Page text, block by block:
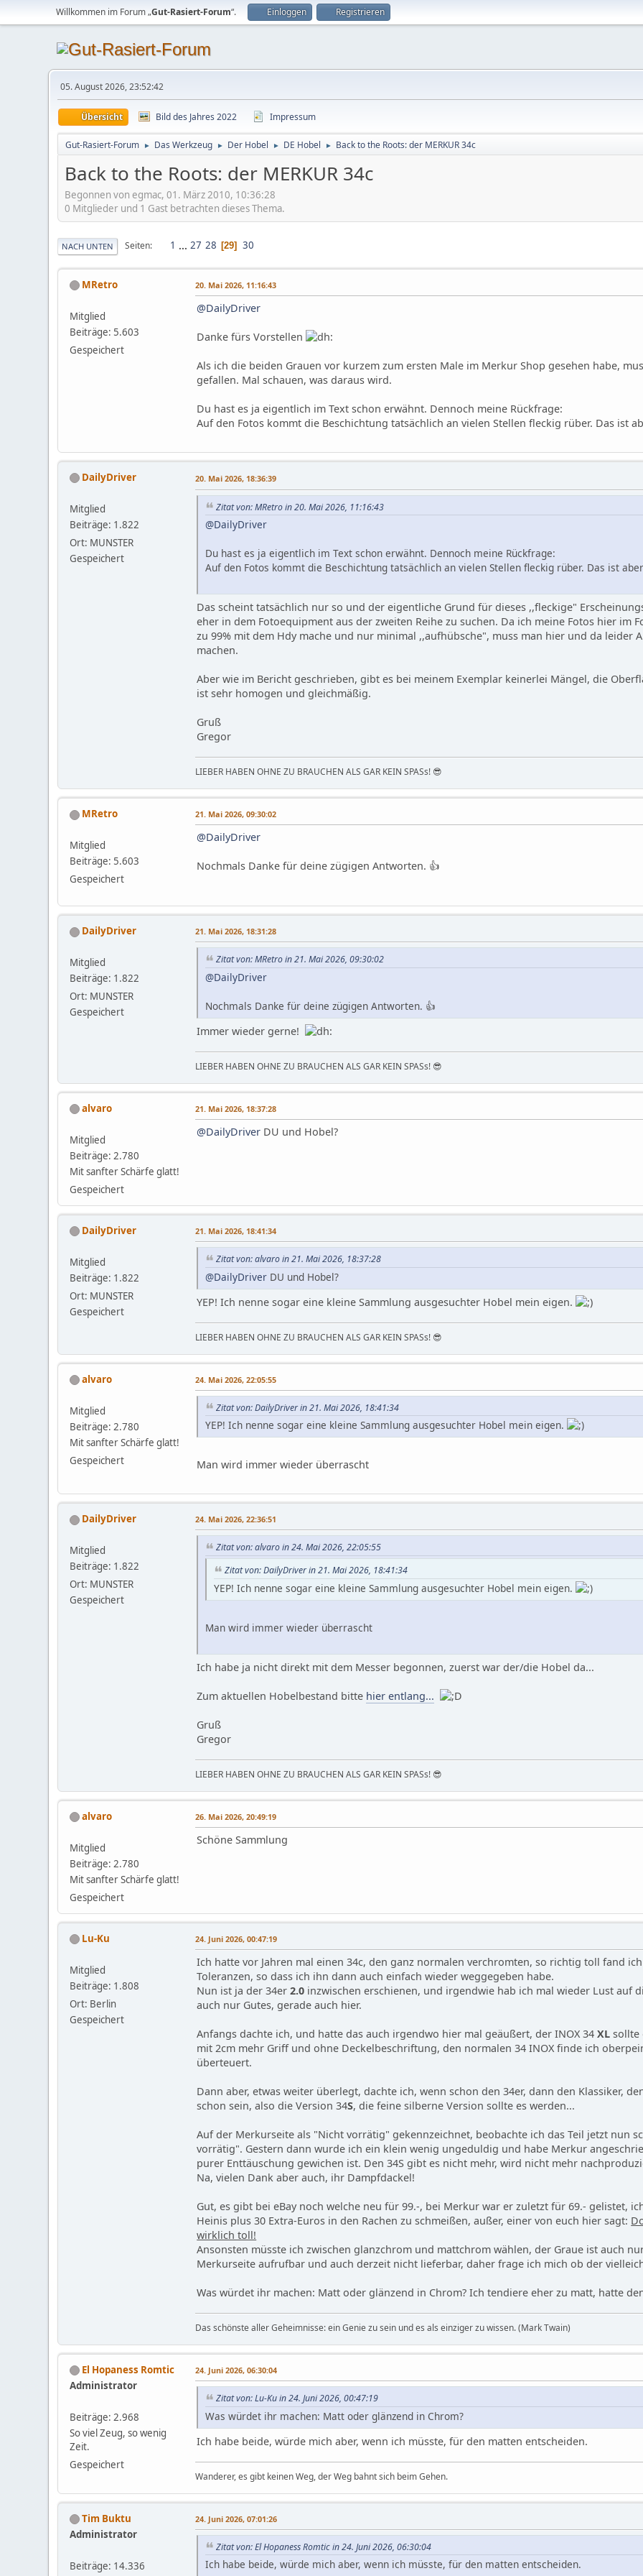
Willkommen im Forum „Gut-Rasiert-Forum“. Einloggen Registrieren
05. August 2026, 23:52:42
Übersicht Bild des Jahres 2022 Impressum
Gut-Rasiert-Forum ► Das Werkzeug ► Der Hobel ► DE Hobel ► Back to the Roots: der MERKUR 34c
Back to the Roots: der MERKUR 34c
Begonnen von egmac, 01. März 2010, 10:36:28
0 Mitglieder und 1 Gast betrachten dieses Thema.
NACH UNTEN Seiten 1 ... 27 28 29 30
MRetro
Mitglied
Beiträge: 5.603
Gespeichert
20. Mai 2026, 11:16:43
@DailyDriver
Danke fürs Vorstellen
Als ich die beiden Grauen vor kurzem zum ersten Male im Merkur Shop gesehen habe,
gefallen. Mal schauen, was daraus wird.
Du hast es ja eigentlich im Text schon erwähnt. Dennoch meine Rückfrage:
Auf den Fotos kommt die Beschichtung tatsächlich an vielen Stellen fleckig rüber. Das ist
DailyDriver
Mitglied
Beiträge: 1.822
Ort: MUNSTER
Gespeichert
20. Mai 2026, 18:36:39
Zitat von: MRetro in 20. Mai 2026, 11:16:43
@DailyDriver
Du hast es ja eigentlich im Text schon erwähnt. Dennoch meine Rückfrage:
Auf den Fotos kommt die Beschichtung tatsächlich an vielen Stellen fleckig rüber. Das ist
Das scheint tatsächlich nur so und der eigentliche Grund für dieses ,,fleckige"
eher in dem Fotoequipment aus der zweiten Reihe zu suchen. Da ich meine Fotos hier im
zu 99% mit dem Hdy mache und nur minimal ,,aufhübsche", muss man hier und da leider
machen.
Aber wie im Bericht geschrieben, gibt es bei meinem Exemplar keinerlei Mängel, die
ist sehr homogen und gleichmäßig.
Gruß
Gregor
LIEBER HABEN OHNE ZU BRAUCHEN ALS GAR KEIN SPASs! 😎
MRetro
Mitglied
Beiträge: 5.603
Gespeichert
21. Mai 2026, 09:30:02
@DailyDriver
Nochmals Danke für deine zügigen Antworten. 👍
DailyDriver
Mitglied
Beiträge: 1.822
Ort: MUNSTER
Gespeichert
21. Mai 2026, 18:31:28
Zitat von: MRetro in 21. Mai 2026, 09:30:02
@DailyDriver
Nochmals Danke für deine zügigen Antworten. 👍
Immer wieder gerne!
LIEBER HABEN OHNE ZU BRAUCHEN ALS GAR KEIN SPASs! 😎
alvaro
Mitglied
Beiträge: 2.780
Mit sanfter Schärfe glatt!
Gespeichert
21. Mai 2026, 18:37:28
@DailyDriver DU und Hobel?
DailyDriver
Mitglied
Beiträge: 1.822
Ort: MUNSTER
Gespeichert
21. Mai 2026, 18:41:34
Zitat von: alvaro in 21. Mai 2026, 18:37:28
@DailyDriver DU und Hobel?
YEP! Ich nenne sogar eine kleine Sammlung ausgesuchter Hobel mein eigen.
LIEBER HABEN OHNE ZU BRAUCHEN ALS GAR KEIN SPASs! 😎
alvaro
Mitglied
Beiträge: 2.780
Mit sanfter Schärfe glatt!
Gespeichert
24. Mai 2026, 22:05:55
Zitat von: DailyDriver in 21. Mai 2026, 18:41:34
YEP! Ich nenne sogar eine kleine Sammlung ausgesuchter Hobel mein eigen.
Man wird immer wieder überrascht
DailyDriver
Mitglied
Beiträge: 1.822
Ort: MUNSTER
Gespeichert
24. Mai 2026, 22:36:51
Zitat von: alvaro in 24. Mai 2026, 22:05:55
Zitat von: DailyDriver in 21. Mai 2026, 18:41:34
YEP! Ich nenne sogar eine kleine Sammlung ausgesuchter Hobel mein eigen.
Man wird immer wieder überrascht
Ich habe ja nicht direkt mit dem Messer begonnen, zuerst war der/die Hobel da...
Zum aktuellen Hobelbestand bitte hier entlang...
Gruß
Gregor
LIEBER HABEN OHNE ZU BRAUCHEN ALS GAR KEIN SPASs! 😎
alvaro
Mitglied
Beiträge: 2.780
Mit sanfter Schärfe glatt!
Gespeichert
26. Mai 2026, 20:49:19
Schöne Sammlung
Lu-Ku
Mitglied
Beiträge: 1.808
Ort: Berlin
Gespeichert
24. Juni 2026, 00:47:19
Ich hatte vor Jahren mal einen 34c, den ganz normalen verchromten, so richtig toll fand
Toleranzen, so dass ich ihn dann auch einfach wieder weggegeben habe.
Nun ist ja der 34er2.0 inzwischen erschienen, und irgendwie hab ich mal wieder Lust auf
auch nur Gutes, gerade auch hier.
Anfangs dachte ich, und hatte das auch irgendwo hier mal geäußert, der INOX 34XL sollte
mit 2cm mehr Griff und ohne Deckelbeschriftung, den normalen 34 INOX finde ich
überteuert.
Dann aber, etwas weiter überlegt, dachte ich, wenn schon den 34er, dann den Klassiker,
schon sein, also die Version 34S, die feine silberne Version sollte es werden...
Auf der Merkurseite als "Nicht vorrätig" gekennzeichnet, beobachte ich das Teil jetzt nun
vorrätig". Gestern dann wurde ich ein klein wenig ungeduldig und habe Merkur
purer Enttäuschung gewichen ist. Den 34S gibt es nicht mehr, wird nicht mehr
Na, vielen Dank aber auch, ihr Dampfdackel!
Gut, es gibt bei eBay noch welche neu für 99.-, bei Merkur war er zuletzt für 69.- gelistet,
Heinis plus 30 Extra-Euros in den Rachen zu schmeißen, außer, einer von euch hier sagt:
wirklich toll!
Ansonsten müsste ich zwischen glanzchrom und mattchrom wählen, der Graue ist auch
Merkurseite aufrufbar und auch derzeit nicht lieferbar, daher frage ich mich ob der
Was würdet ihr machen: Matt oder glänzend in Chrom? Ich tendiere eher zu matt, hatte
Das schönste aller Geheimnisse: ein Genie zu sein und es als einziger zu wissen. (Mark Twain)
El Hopaness Romtic
Administrator
Beiträge: 2.968
So viel Zeug, so wenig
Zeit.
Gespeichert
24. Juni 2026, 06:30:04
Zitat von: Lu-Ku in 24. Juni 2026, 00:47:19
Was würdet ihr machen: Matt oder glänzend in Chrom?
Ich habe beide, würde mich aber, wenn ich müsste, für den matten entscheiden.
Wanderer, es gibt keinen Weg, der Weg bahnt sich beim Gehen.
Tim Buktu
Administrator
Beiträge: 14.336
24. Juni 2026, 07:01:26
Zitat von: El Hopaness Romtic in 24. Juni 2026, 06:30:04
Ich habe beide, würde mich aber, wenn ich müsste, für den matten entscheiden.